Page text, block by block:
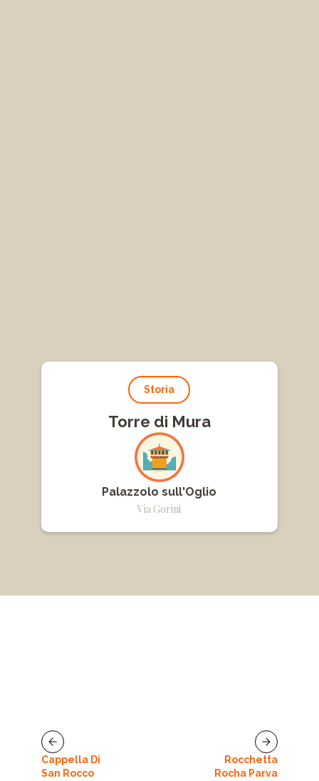
Storia
Torre di Mura
Palazzolo sull'Oglio
Via Gorini
Cappella Di
San Rocco
Rocchetta
Rocha Parva